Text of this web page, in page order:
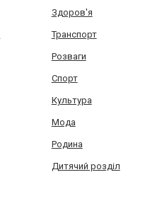
Здоров'я
Транспорт
Розваги
Спорт
Культура
Мода
Родина
Дитячий розділ